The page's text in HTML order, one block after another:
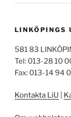
LINKÖPINGS
581 83
Tel: 013-28 10
Fax: 013-14 94
Kontakta LiU